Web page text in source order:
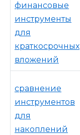
финансовые
инструменты
для
краткосрочных
вложений
сравнение
инструментов
для
накоплений